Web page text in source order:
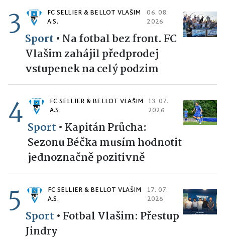
3
FC SELLIER & BELLOT VLAŠIM
A.S.
06. 08.
2026
Sport • Na fotbal bez front. FC
Vlašim zahájil předprodej
vstupenek na celý podzim
4
FC SELLIER & BELLOT VLAŠIM
A.S.
13. 07.
2026
Sport • Kapitán Průcha:
Sezonu Béčka musím hodnotit
jednoznačně pozitivně
5
FC SELLIER & BELLOT VLAŠIM
A.S.
17. 07.
2026
Sport • Fotbal Vlašim: Přestup
Jindry